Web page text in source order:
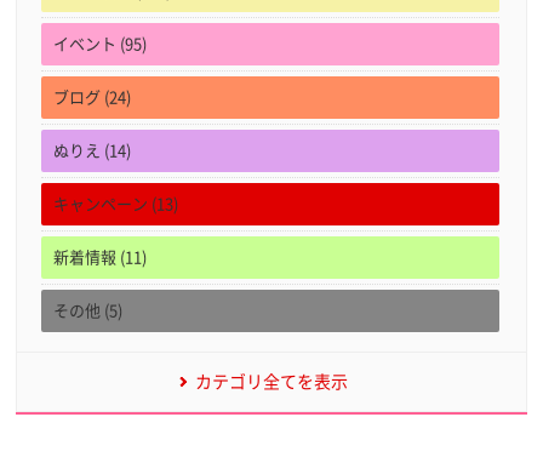
イベント (95)
ブログ (24)
ぬりえ (14)
キャンペーン (13)
新着情報 (11)
その他 (5)
カテゴリ全てを表示